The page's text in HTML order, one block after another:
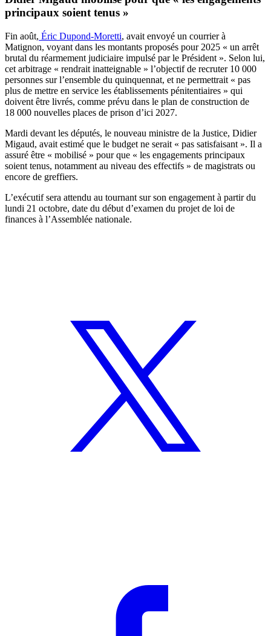
principaux soient tenus »
Fin août, Éric Dupond-Moretti, avait envoyé un courrier à
Matignon, voyant dans les montants proposés pour 2025 « un arrêt
brutal du réarmement judiciaire impulsé par le Président ». Selon lui,
cet arbitrage « rendrait inatteignable » l’objectif de recruter 10 000
personnes sur l’ensemble du quinquennat, et ne permettrait « pas
plus de mettre en service les établissements pénitentiaires » qui
doivent être livrés, comme prévu dans le plan de construction de
18 000 nouvelles places de prison d’ici 2027.
Mardi devant les députés, le nouveau ministre de la Justice, Didier
Migaud, avait estimé que le budget ne serait « pas satisfaisant ». Il a
assuré être « mobilisé » pour que « les engagements principaux
soient tenus, notamment au niveau des effectifs » de magistrats ou
encore de greffiers.
L’exécutif sera attendu au tournant sur son engagement à partir du
lundi 21 octobre, date du début d’examen du projet de loi de
finances à l’Assemblée nationale.